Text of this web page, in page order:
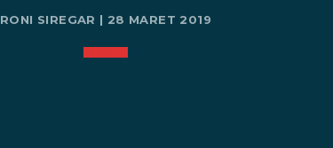
RONI SIREGAR | 28 MARET 2019